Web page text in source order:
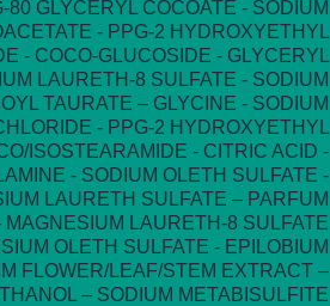
80 GLYCERYL COCOATE - SODIUM
- PPG-2 HYDROXYETHYL
- COCO-GLUCOSIDE - GLYCERYL
LAURETH-8 SULFATE - SODIUM
TAURATE – GLYCINE - SODIUM
- PPG-2 HYDROXYETHYL
ISOSTEARAMIDE - CITRIC ACID -
- SODIUM OLETH SULFATE -
LAURETH SULFATE – PARFUM
LAURETH-8 SULFATE
OLETH SULFATE - EPILOBIUM
FLOWER/LEAF/STEM EXTRACT –
– SODIUM METABISULFITE.